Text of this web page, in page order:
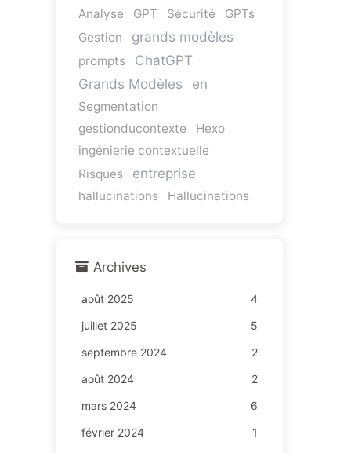
Analyse
GPT Sécurité
GPTs
Gestion
grands modèles
prompts
ChatGPT
Grands Modèles
en
Segmentation
gestionducontexte
Hexo
ingénierie contextuelle
Risques
entreprise
hallucinations Hallucinations
Archives
août 2025
4
juillet 2025
5
septembre 2024
2
août 2024
2
mars 2024
6
février 2024
1